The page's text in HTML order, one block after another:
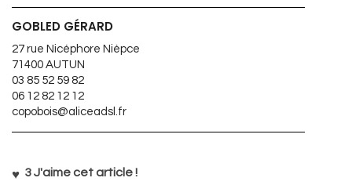
GOBLED GÉRARD
27 rue Nicéphore Nièpce
71400 AUTUN
03 85 52 59 82
06 12 82 12 12
copobois@aliceadsl.fr
3J'aime cet article !